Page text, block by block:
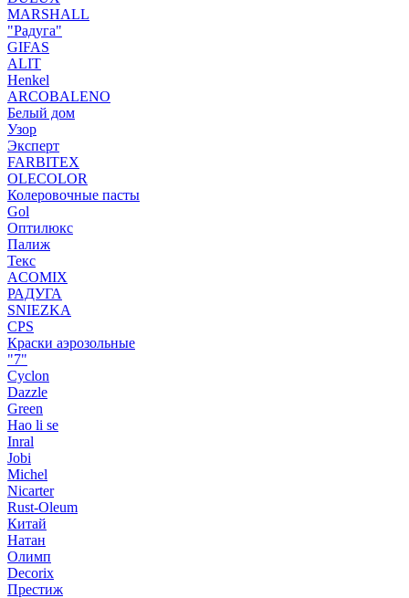
MARSHALL
"Радуга"
GIFAS
ALIT
Henkel
ARCOBALENO
Белый дом
Узор
Эксперт
FARBITEX
OLECOLOR
Колеровочные пасты
Gol
Оптилюкс
Палиж
Текс
ACOMIX
РАДУГА
SNIEZKA
CPS
Краски аэрозольные
"7"
Cyclon
Dazzle
Green
Hao li se
Inral
Jobi
Michel
Nicarter
Rust-Oleum
Китай
Натан
Олимп
Decorix
Престиж